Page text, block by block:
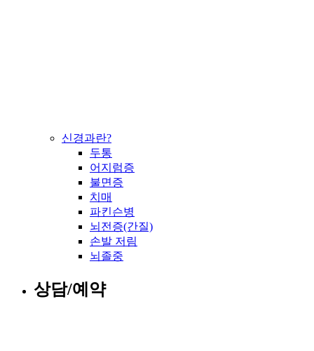
신경과란?
두통
어지럼증
불면증
치매
파킨슨병
뇌전증(간질)
손발 저림
뇌졸중
상담/예약